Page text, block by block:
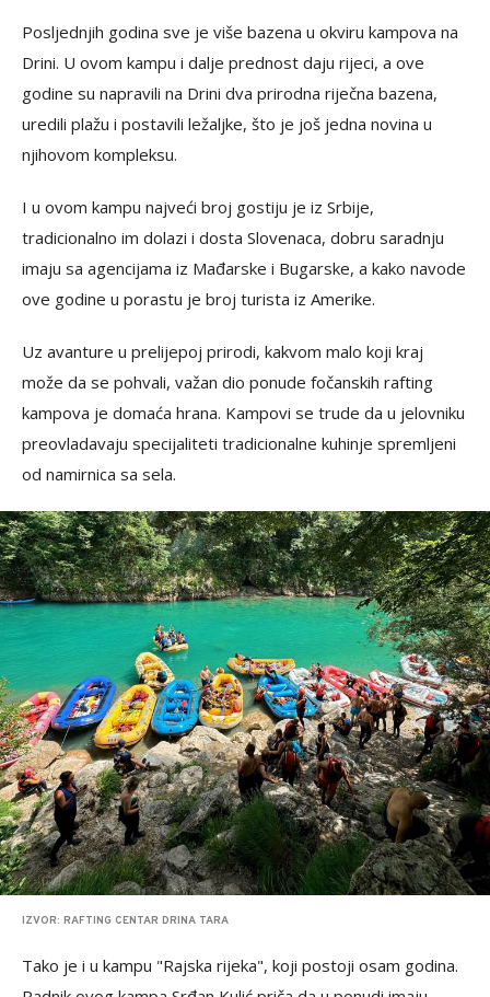
Posljednjih godina sve je više bazena u okviru kampova na
Drini. U ovom kampu i dalje prednost daju rijeci, a ove
godine su napravili na Drini dva prirodna riječna bazena,
uredili plažu i postavili ležaljke, što je još jedna novina u
njihovom kompleksu.
I u ovom kampu najveći broj gostiju je iz Srbije,
tradicionalno im dolazi i dosta Slovenaca, dobru saradnju
imaju sa agencijama iz Mađarske i Bugarske, a kako navode
ove godine u porastu je broj turista iz Amerike.
Uz avanture u prelijepoj prirodi, kakvom malo koji kraj
može da se pohvali, važan dio ponude fočanskih rafting
kampova je domaća hrana. Kampovi se trude da u jelovniku
preovladavaju specijaliteti tradicionalne kuhinje spremljeni
od namirnica sa sela.
IZVOR: RAFTING CENTAR DRINA TARA
Tako je i u kampu "Rajska rijeka", koji postoji osam godina.